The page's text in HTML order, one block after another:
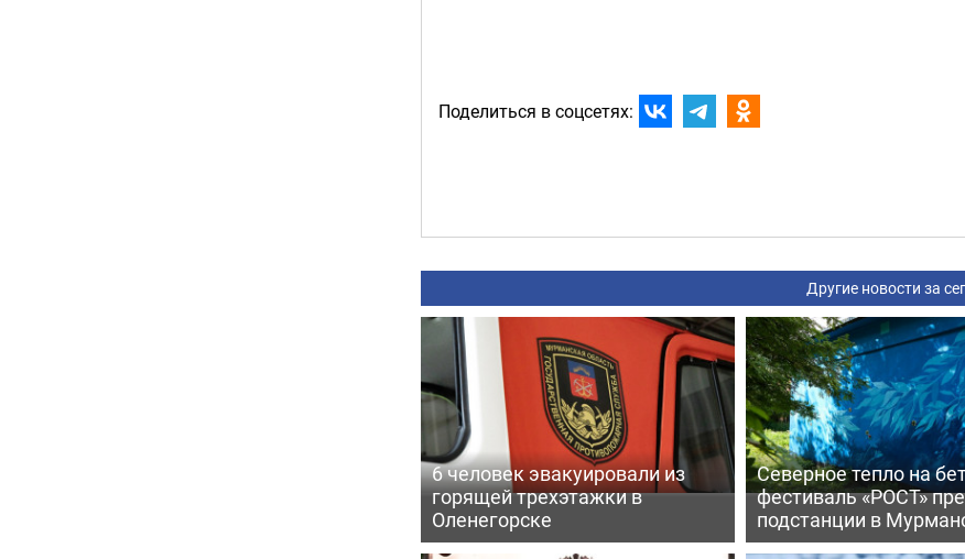
Поделиться в соцсетях:
Другие новости за
6 человек эвакуировали из
горящей трехэтажки в
Оленегорске
Северное тепло на
фестиваль «РОСТ»
подстанции в